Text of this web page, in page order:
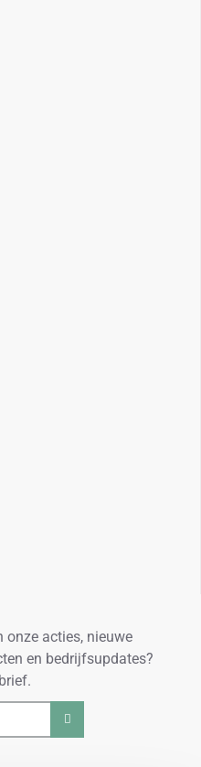
acties, nieuwe
en bedrijfsupdates?